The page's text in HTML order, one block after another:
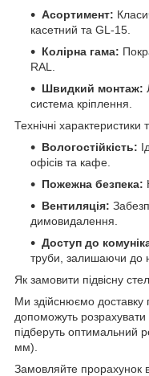
Асортимент:
касетний та GL-15.
Колірна гама:
RAL.
Швидкий монтаж:
система кріплення.
Технічні характеристики
Вологостійкість:
офісів та кафе.
Пожежна безпека:
Вентиляція:
димовидалення.
Доступ до
труби, залишаючи до
Як замовити підвісну
Ми здійснюємо доставку
допоможуть розрахувати
підберуть оптимальний
мм).
Замовляйте прорахунок